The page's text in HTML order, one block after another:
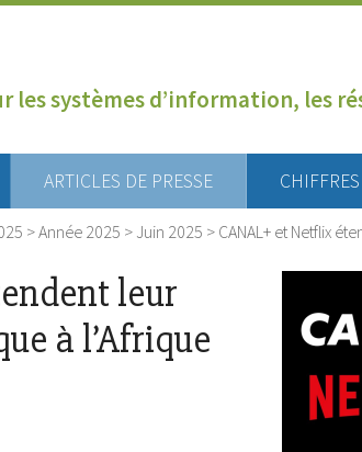
les systèmes d’information, les
ARTICLES DE PRESSE
>Année 2025 > Juin 2025 > CANAL+ et Netflix
leur
à l’Afrique